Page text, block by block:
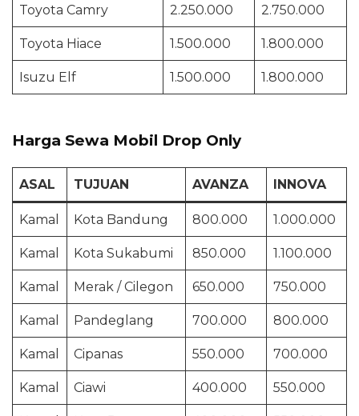
Toyota Camry 2.250.000 2.750.000
Toyota Hiace 1.500.000 1.800.000
Isuzu Elf 1.500.000 1.800.000
Harga Sewa Mobil Drop Only
ASAL TUJUAN AVANZA INNOVA
Kamal Kota Bandung 800.000 1.000.000
Kamal Kota Sukabumi 850.000 1.100.000
Kamal Merak / Cilegon 650.000 750.000
Kamal Pandeglang 700.000 800.000
Kamal Cipanas 550.000 700.000
Kamal Ciawi 400.000 550.000